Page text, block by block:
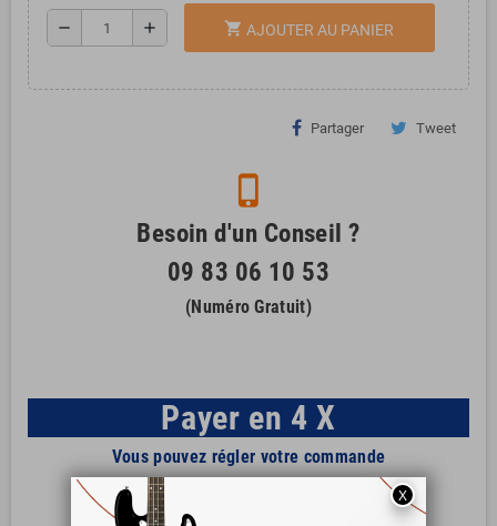
remove add shopping_cart AJOUTER AU PANIER
Partager Tweet
phone_iphone
Besoin d'un Conseil ?
09 83 06 10 53
(Numéro Gratuit)
Payer en 4 X
Vous pouvez régler votre commande